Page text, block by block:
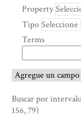
rows
"Reducir
por
campo
específico":
1
Property
Tipo
Terms
Agregue un campo
Buscar por
156, 79)